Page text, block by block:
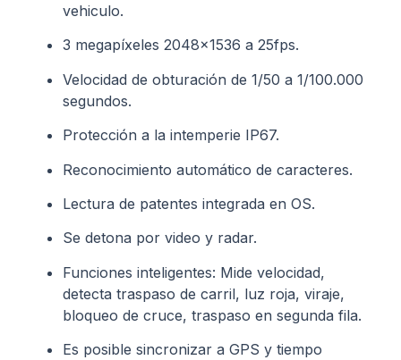
vehiculo.
3 megapíxeles 2048×1536 a 25fps.
Velocidad de obturación de 1/50 a 1/100.000
segundos.
Protección a la intemperie IP67.
Reconocimiento automático de caracteres.
Lectura de patentes integrada en OS.
Se detona por video y radar.
Funciones inteligentes: Mide velocidad,
detecta traspaso de carril, luz roja, viraje,
bloqueo de cruce, traspaso en segunda fila.
Es posible sincronizar a GPS y tiempo